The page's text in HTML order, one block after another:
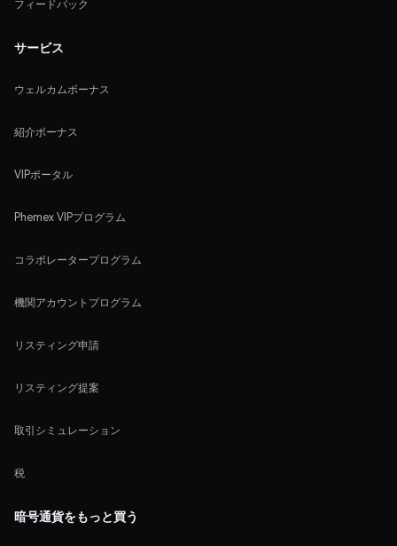
フィードバック
サービス
ウェルカムボーナス
紹介ボーナス
VIPポータル
Phemex VIPプログラム
コラボレータープログラム
機関アカウントプログラム
リスティング申請
リスティング提案
取引シミュレーション
税
暗号通貨をもっと買う